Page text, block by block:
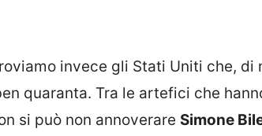
invece gli Stati Uniti che, di
quaranta. Tra le artefici che
si può non annoverare Simone